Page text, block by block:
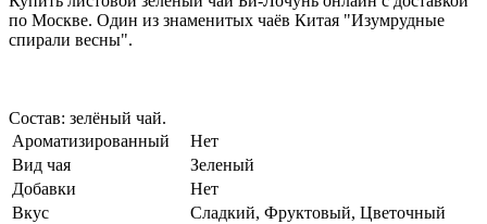
по Москве. Один из знаменитых чаёв Китая "Изумрудные
спирали весны".
Состав: зелёный чай.
Ароматизированный
Нет
Вид чая
Зеленый
Добавки
Нет
Вкус
Сладкий, Фруктовый, Цветочный